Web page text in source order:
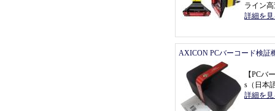
ライン
詳細を
AXICON PCバーコード検証
【PCバ
s （ 日本
詳細を